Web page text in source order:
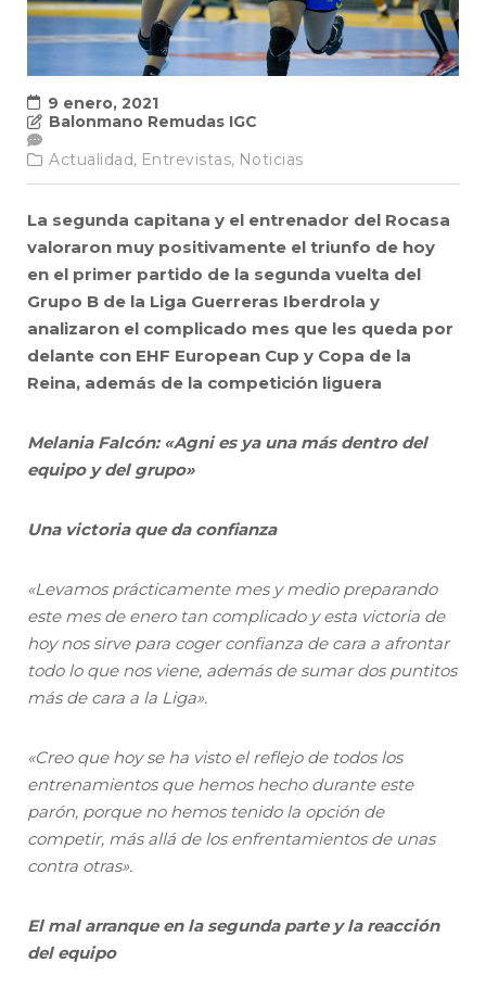
9 enero, 2021
Balonmano Remudas IGC
Actualidad, Entrevistas, Noticias
La segunda capitana y el entrenador del Rocasa
valoraron muy positivamente el triunfo de hoy
en el primer partido de la segunda vuelta del
Grupo B de la Liga Guerreras Iberdrola y
analizaron el complicado mes que les queda por
delante con EHF European Cup y Copa de la
Reina, además de la competición liguera
Melania Falcón: «Agni es ya una más dentro del
equipo y del grupo»
Una victoria que da confianza
«Levamos prácticamente mes y medio preparando
este mes de enero tan complicado y esta victoria de
hoy nos sirve para coger confianza de cara a afrontar
todo lo que nos viene, además de sumar dos puntitos
más de cara a la Liga».
«Creo que hoy se ha visto el reflejo de todos los
entrenamientos que hemos hecho durante este
parón, porque no hemos tenido la opción de
competir, más allá de los enfrentamientos de unas
contra otras».
El mal arranque en la segunda parte y la reacción
del equipo